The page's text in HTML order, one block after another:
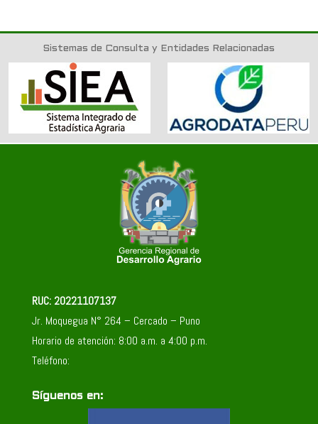
Sistemas de Consulta y Entidades Relacionadas
RUC: 20221107137
Jr. Moquegua N° 264 – Cercado – Puno
Horario de atención: 8:00 a.m. a 4:00 p.m.
Teléfono:
Síguenos en: